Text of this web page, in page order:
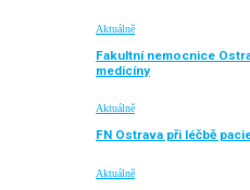
Aktuálně
Fakultní nemocnice
medicíny
Aktuálně
FN Ostrava při léčbě
Aktuálně